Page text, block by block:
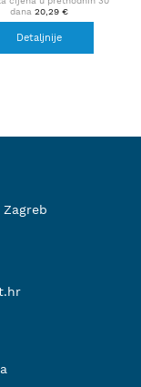
dana 20,29 €
Detaljnije